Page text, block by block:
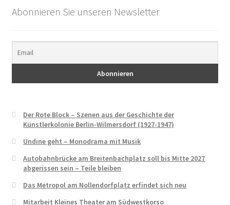
Ernst Busch
Ewald Wenck
Gartenterrassenstadt Wilmersdorf
Kurt Raeck
anzuführen …
Abonnieren Sie unseren Newsletter
Der Rote Block – Szenen aus der Geschichte der
Künstlerkolonie Berlin-Wilmersdorf (1927-1947)
Undine geht – Monodrama mit Musik
Autobahnbrücke am Breitenbachplatz soll bis Mitte 2027
abgerissen sein – Teile bleiben
Das Metropol am Nollendorfplatz erfindet sich neu
Mitarbeit Kleines Theater am Südwestkorso